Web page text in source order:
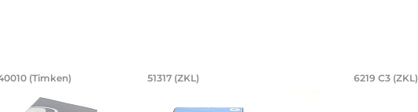
двухрядный, коническое
196,85х254х27,783/28,575 мм,
(Timken) Подшипник 85х150х49 мм,
51317 (ZKL) 6219 C3 (ZKL)